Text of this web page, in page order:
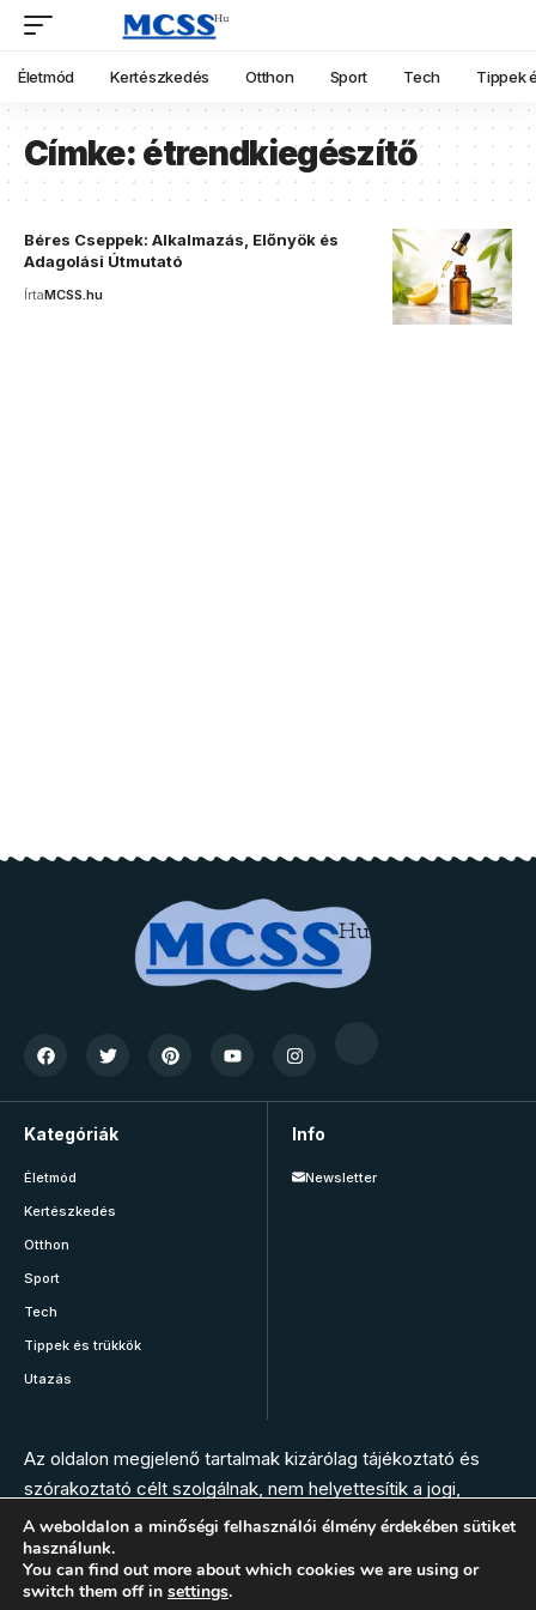
Életmód Kertészkedés Otthon Sport Tech Tippek
Címke: étrendkiegészítő
Béres Cseppek: Alkalmazás, Előnyök és
Adagolási Útmutató
ÍrtaMCSS.hu
Kategóriák
Életmód
Kertészkedés
Otthon
Sport
Tech
Tippek és trükkök
Utazás
Info
Newsletter
Az oldalon megjelenő tartalmak kizárólag tájékoztató és
szórakoztató célt szolgálnak, nem helyettesítik a jogi,
orvosi, állatorvosi, gyógyszerészi vagy más szakember
tanácsát. Az oldal szerkesztésében nem vesznek részt
szakemberek. Bármilyen panasz, tünet vagy egészségügyi
A weboldalon a minőségi felhasználói élmény érdekében sütiket
használunk.
You can find out more about which cookies we are using or
switch them off in settings.